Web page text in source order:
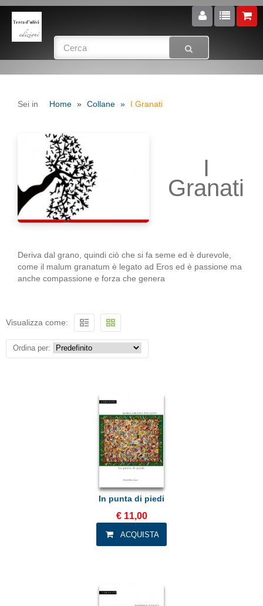
Sei in Home Collane I Granati
I
Granati
Deriva dal grano, quindi ciò che si fa seme ed è durevole,
come il malum granatum è legato ad Eros ed è passione ma
anche compassione e forza che genera
Visualizza come:
Ordina per:
In punta di piedi
€ 11,00